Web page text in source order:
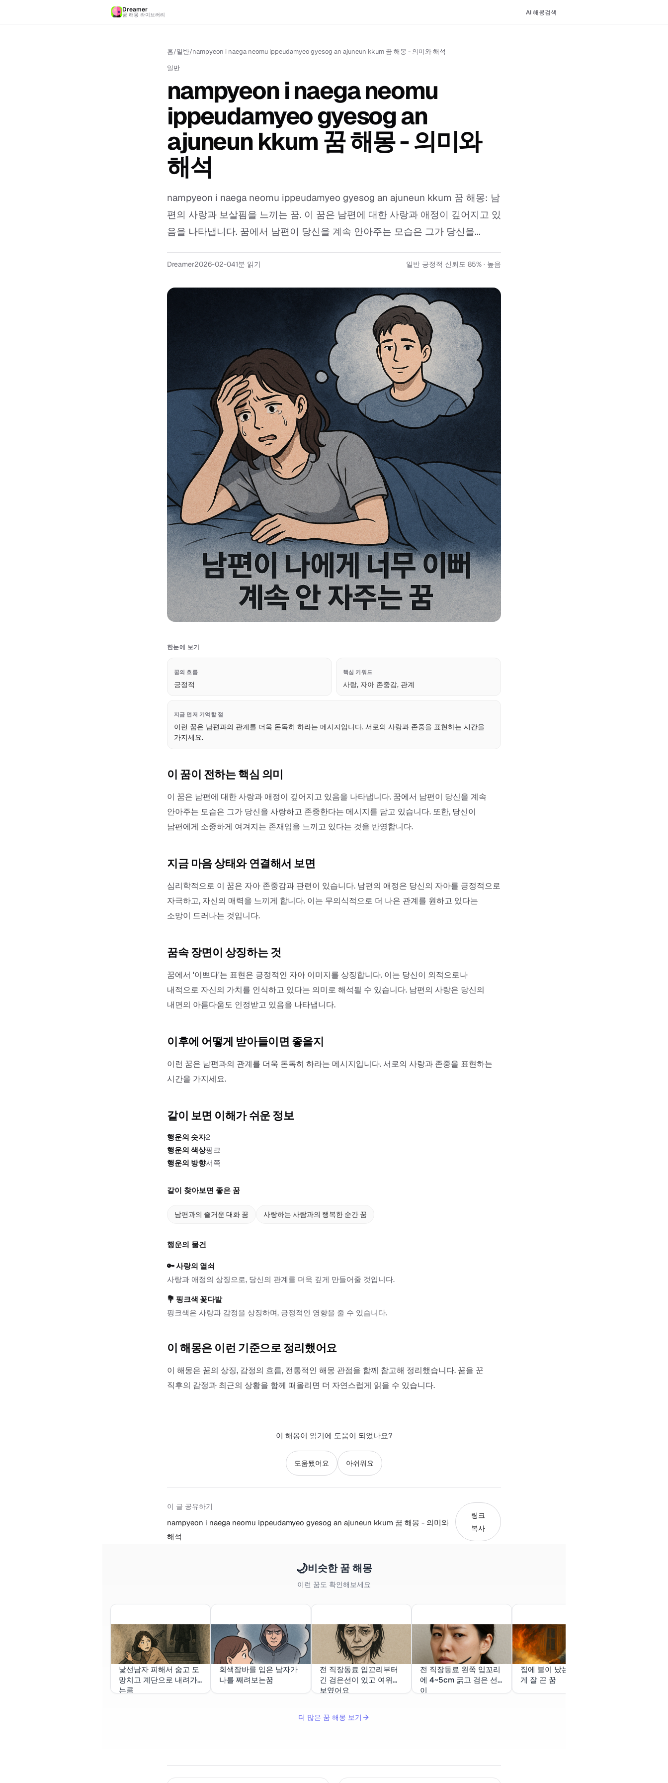
Dreamer
꿈 해몽 라이브러리 AI 해몽검색
홈/일반/nampyeon i naega neomu ippeudamyeo gyesog an ajuneun kkum 꿈 해몽 - 의미와 해석
일반
nampyeon i naega neomu
ippeudamyeo gyesog an
ajuneun kkum 꿈 해몽 - 의미와
해석
nampyeon i naega neomu ippeudamyeo gyesog an ajuneun kkum 꿈 해몽: 남
편의 사랑과 보살핌을 느끼는 꿈. 이 꿈은 남편에 대한 사랑과 애정이 깊어지고 있
음을 나타냅니다. 꿈에서 남편이 당신을 계속 안아주는 모습은 그가 당신을...
Dreamer2026-02-041분 읽기 일반 긍정적 신뢰도 85% · 높음
한눈에 보기
꿈의 흐름
긍정적
핵심 키워드
사랑, 자아 존중감, 관계
지금 먼저 기억할 점
이런 꿈은 남편과의 관계를 더욱 돈독히 하라는 메시지입니다. 서로의 사랑과 존중을 표현하는 시간을
가지세요.
이 꿈이 전하는 핵심 의미
이 꿈은 남편에 대한 사랑과 애정이 깊어지고 있음을 나타냅니다. 꿈에서 남편이 당신을 계속
안아주는 모습은 그가 당신을 사랑하고 존중한다는 메시지를 담고 있습니다. 또한, 당신이
남편에게 소중하게 여겨지는 존재임을 느끼고 있다는 것을 반영합니다.
지금 마음 상태와 연결해서 보면
심리학적으로 이 꿈은 자아 존중감과 관련이 있습니다. 남편의 애정은 당신의 자아를 긍정적으로
자극하고, 자신의 매력을 느끼게 합니다. 이는 무의식적으로 더 나은 관계를 원하고 있다는
소망이 드러나는 것입니다.
꿈속 장면이 상징하는 것
꿈에서 '이쁘다'는 표현은 긍정적인 자아 이미지를 상징합니다. 이는 당신이 외적으로나
내적으로 자신의 가치를 인식하고 있다는 의미로 해석될 수 있습니다. 남편의 사랑은 당신의
내면의 아름다움도 인정받고 있음을 나타냅니다.
이후에 어떻게 받아들이면 좋을지
이런 꿈은 남편과의 관계를 더욱 돈독히 하라는 메시지입니다. 서로의 사랑과 존중을 표현하는
시간을 가지세요.
같이 보면 이해가 쉬운 정보
행운의 숫자2
행운의 색상핑크
행운의 방향서쪽
같이 찾아보면 좋은 꿈
남편과의 즐거운 대화 꿈 사랑하는 사람과의 행복한 순간 꿈
행운의 물건
🔑사랑의 열쇠
사랑과 애정의 상징으로, 당신의 관계를 더욱 깊게 만들어줄 것입니다.
💐 핑크색 꽃다발
핑크색은 사랑과 감정을 상징하며, 긍정적인 영향을 줄 수 있습니다.
이 해몽은 이런 기준으로 정리했어요
이 해몽은 꿈의 상징, 감정의 흐름, 전통적인 해몽 관점을 함께 참고해 정리했습니다. 꿈을 꾼
직후의 감정과 최근의 상황을 함께 떠올리면 더 자연스럽게 읽을 수 있습니다.
이 해몽이 읽기에 도움이 되었나요?
도움됐어요 아쉬워요
이 글 공유하기
nampyeon i naega neomu ippeudamyeo gyesog an ajuneun kkum 꿈 해몽 - 의미와
해석
링크
복사
🌙비슷한 꿈 해몽
이런 꿈도 확인해보세요
낯선남자 피해서 숨고 도
망치고 계단으로 내려가
는쿰
회색잠바를 입은 남자가
나를 째려보는꿈
전 직장동료 입꼬리부터
긴 검은선이 있고 여위어
보였어요
전 직장동료 왼쪽 입꼬리
에 4~5cm 굵고 검은 선
이
집에 불이 났는데 차분하
게 잘 끈 꿈
더 많은 꿈 해몽 보기